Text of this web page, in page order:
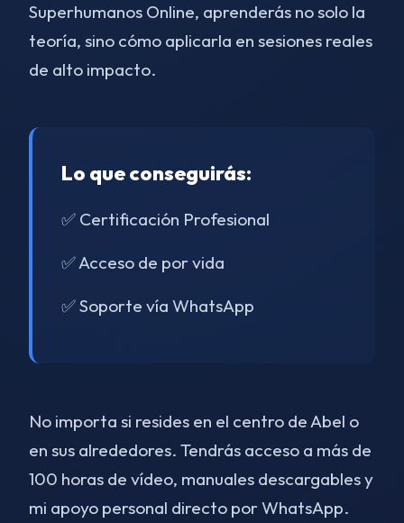
Superhumanos Online, aprenderás no solo la
teoría, sino cómo aplicarla en sesiones reales
de alto impacto.
Lo que conseguirás:
✅ Certificación Profesional
✅ Acceso de por vida
✅ Soporte vía WhatsApp
No importa si resides en el centro de Abel o
en sus alrededores. Tendrás acceso a más de
100 horas de vídeo, manuales descargables y
mi apoyo personal directo por WhatsApp.